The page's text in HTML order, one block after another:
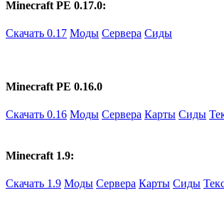
Minecraft PE 0.17.0:
Скачать 0.17 Моды Сервера Сиды
Minecraft PE 0.16.0
Скачать 0.16 Моды Сервера Карты Сиды
Minecraft 1.9:
Скачать 1.9 Моды Сервера Карты Сиды